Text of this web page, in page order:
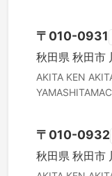
〒 010-0931
秋田県 秋田市
AKITA KEN
〒 010-0932
秋田県 秋田市